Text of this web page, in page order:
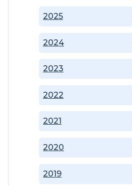
2019
2020
2021
2022
2023
2024
2025